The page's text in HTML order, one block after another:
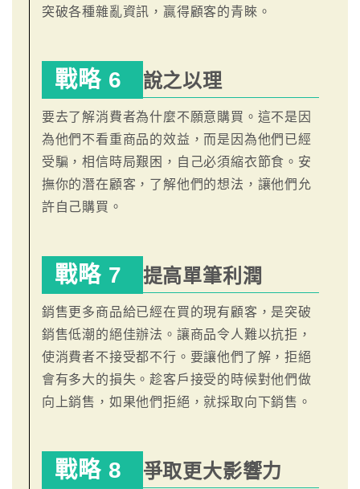
突破各種雜亂資訊，贏得顧客的青睞。
戰略 6 說之以理
要去了解消費者為什麼不願意購買。這不是因
為他們不看重商品的效益，而是因為他們已經
受騙，相信時局艱困，自己必須縮衣節食。安
撫你的潛在顧客，了解他們的想法，讓他們允
許自己購買。
戰略 7 提高單筆利潤
銷售更多商品給已經在買的現有顧客，是突破
銷售低潮的絕佳辦法。讓商品令人難以抗拒，
使消費者不接受都不行。要讓他們了解，拒絕
會有多大的損失。趁客戶接受的時候對他們做
向上銷售，如果他們拒絕，就採取向下銷售。
戰略 8 爭取更大影響力